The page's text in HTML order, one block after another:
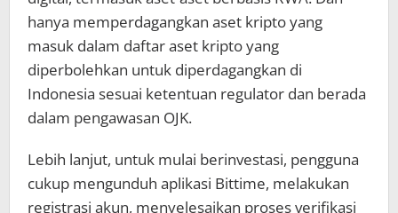
hanya memperdagangkan aset kripto yang
masuk dalam daftar aset kripto yang
diperbolehkan untuk diperdagangkan di
Indonesia sesuai ketentuan regulator dan berada
dalam pengawasan OJK.
Lebih lanjut, untuk mulai berinvestasi, pengguna
cukup mengunduh aplikasi Bittime, melakukan
registrasi akun, menyelesaikan proses verifikasi